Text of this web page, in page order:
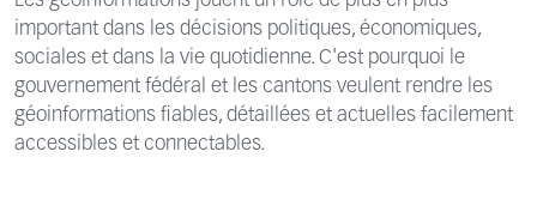
important dans les décisions politiques, économiques,
sociales et dans la vie quotidienne. C'est pourquoi le
gouvernement fédéral et les cantons veulent rendre les
géoinformations fiables, détaillées et actuelles facilement
accessibles et connectables.